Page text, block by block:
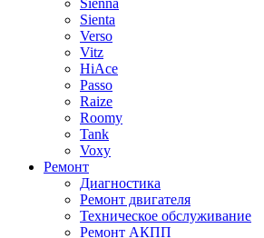
Sienna
Sienta
Verso
Vitz
HiAce
Passo
Raize
Roomy
Tank
Voxy
Ремонт
Диагностика
Ремонт двигателя
Техническое обслуживание
Ремонт АКПП